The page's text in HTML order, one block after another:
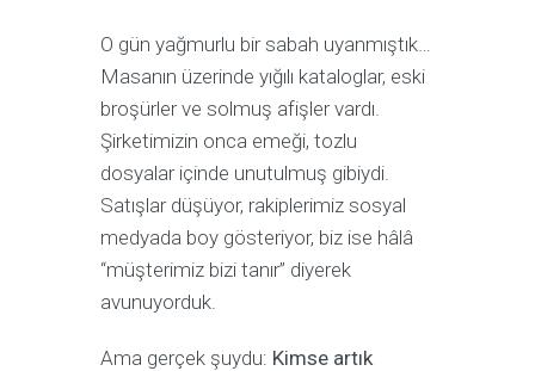
O gün yağmurlu bir sabah uyanmıştık…
Masanın üzerinde yığılı kataloglar, eski
broşürler ve solmuş afişler vardı.
Şirketimizin onca emeği, tozlu
dosyalar içinde unutulmuş gibiydi.
Satışlar düşüyor, rakiplerimiz sosyal
medyada boy gösteriyor, biz ise hâlâ
“müşterimiz bizi tanır” diyerek
avunuyorduk.
Ama gerçek şuydu: Kimse artık